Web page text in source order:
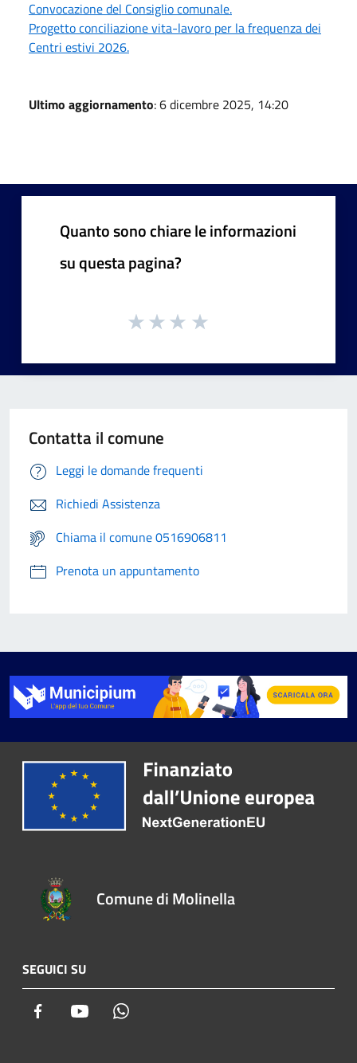
Convocazione del Consiglio comunale.
Progetto conciliazione vita-lavoro per la frequenza dei
Centri estivi 2026.
Ultimo aggiornamento: 6 dicembre 2025, 14:20
Quanto sono chiare le informazioni
su questa pagina?
Contatta il comune
Leggi le domande frequenti
Richiedi Assistenza
Chiama il comune 0516906811
Prenota un appuntamento
Comune di Molinella
SEGUICI SU
Facebook Youtube